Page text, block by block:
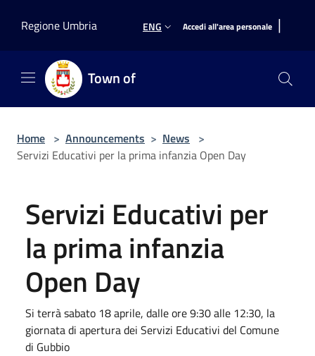
Regione Umbria
ENG Accedi all'area personale |
Town of
Home > Announcements > News >
Servizi Educativi per la prima infanzia Open Day
Servizi Educativi per
la prima infanzia
Open Day
Si terrà sabato 18 aprile, dalle ore 9:30 alle 12:30, la
giornata di apertura dei Servizi Educativi del Comune
di Gubbio